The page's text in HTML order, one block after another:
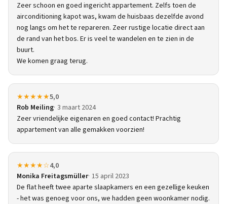
Zeer schoon en goed ingericht appartement. Zelfs toen de
airconditioning kapot was, kwam de huisbaas dezelfde avond
nog langs om het te repareren. Zeer rustige locatie direct aan
de rand van het bos. Er is veel te wandelen en te zien in de
buurt.
We komen graag terug.
★★★★★5,0
Rob Meiling 3 maart 2024
Zeer vriendelijke eigenaren en goed contact! Prachtig
appartement van alle gemakken voorzien!
★★★★☆4,0
Monika Freitagsmüller 15 april 2023
De flat heeft twee aparte slaapkamers en een gezellige keuken
- het was genoeg voor ons, we hadden geen woonkamer nodig.